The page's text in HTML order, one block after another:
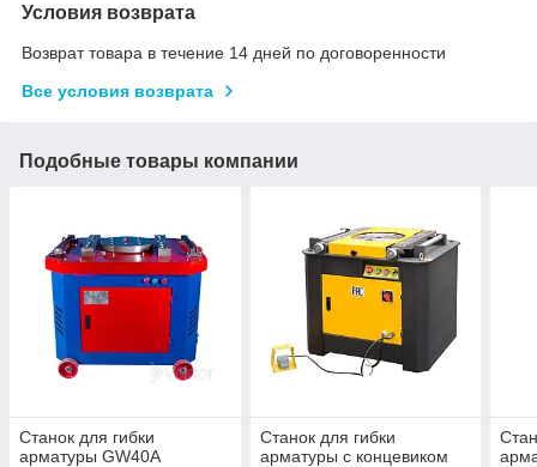
Условия возврата
Возврат товара в течение 14 дней по договоренности
Все условия возврата
Подобные товары компании
Станок для гибки
арматуры GW40A
Станок для гибки
арматуры с концевиком